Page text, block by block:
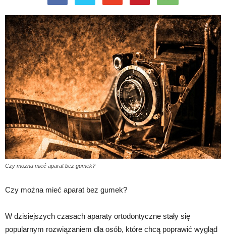
Czy można mieć aparat bez gumek?
Czy można mieć aparat bez gumek?
W dzisiejszych czasach aparaty ortodontyczne stały się
popularnym rozwiązaniem dla osób, które chcą poprawić wygląd